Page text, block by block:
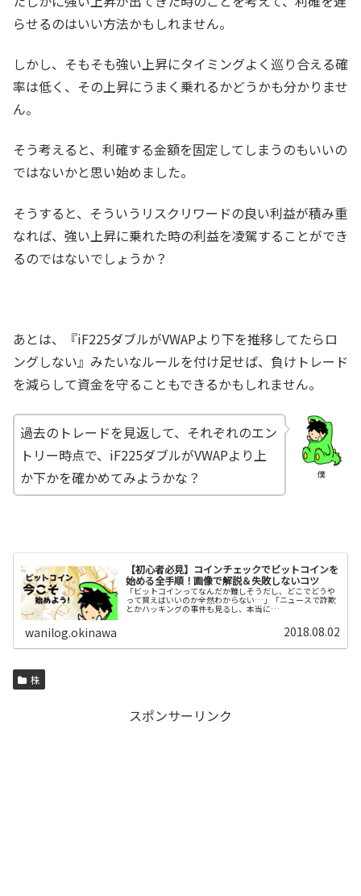
らせるのはいい方法かもしれません。
しかし、そもそも強い上昇にタイミングよく巡り合える確
率は低く、その上昇にうまく乗れるかどうかも分かりませ
ん。
そう考えると、利確する金額を固定してしまうのもいいの
ではないかと思い始めました。
そうすると、そういうリスクリワードの良い利益が積み重
なれば、強い上昇に乗れた時の利益を凌駕することができ
るのではないでしょうか？
あとは、『iF225ダブルがVWAPより下を推移してたらロ
ングしない』みたいなルールを付け足せば、負けトレード
を減らして資金を守ることもできるかもしれません。
僕
過去のトレードを見返して、それぞれのエン
トリー時点で、iF225ダブルがVWAPより上
か下かを確かめてみようかな？
【初心者必見】コインチェックでビットコインを
始める全手順！画像で解説＆失敗しないコツ
「ビットコインってなんだか難しそうだし、どこでどうや
って買えばいいのか全然わからない…」「ニュースで詐欺
とかハッキングの事件も見るし、本当に…
wanilog.okinawa 2018.08.02
株
スポンサーリンク